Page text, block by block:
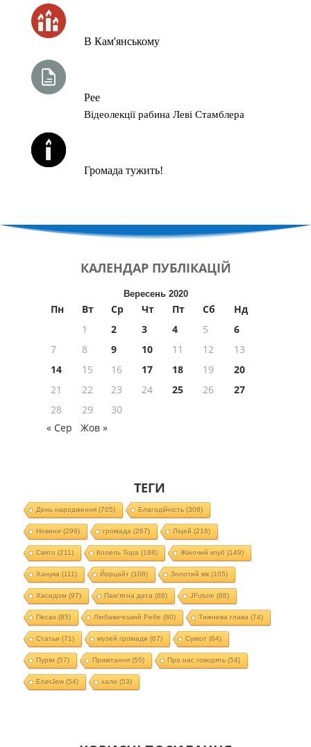
В Кам'янському
Рее
Відеолекції рабина Леві Стамблера
Громада тужить!
КАЛЕНДАР ПУБЛІКАЦІЙ
Вересень 2020
Пн Вт Ср Чт Пт Сб
Нд
1
2 3 4 5
6
7
8 9 10 11 12
13
14
15 16 17 18 19
20
21
22 23 24 25 26
27
28
29
30
« Сер
Жов »
ТЕГИ
День народження(705) Благодійність(308)
Новини (299) громада (267) Ліцей (216)
Свято (211) Колель Тора (188) Жіночий клуб (149)
Ханука (111) Йорцайт (108) Золотий вік(105)
Хасидізм (97) Пам'ятна дата (88) JFuture (88)
Песах(85) Любавичський Ребе (80) Тижнева глава (74)
Статьи (71) музей громади (67) Суккот (64)
Пурім (57) Привітання(55) Про нас говорять(54)
EnerJew(54) хали (53)